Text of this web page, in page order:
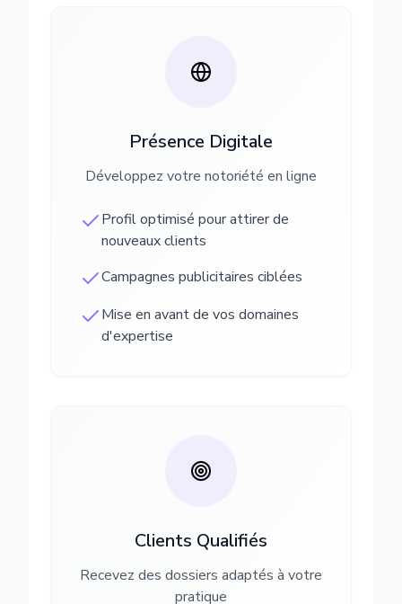
Présence Digitale
Développez votre notoriété en ligne
Profil optimisé pour attirer de
nouveaux clients
Campagnes publicitaires ciblées
Mise en avant de vos domaines
d'expertise
Clients Qualifiés
Recevez des dossiers adaptés à votre
pratique